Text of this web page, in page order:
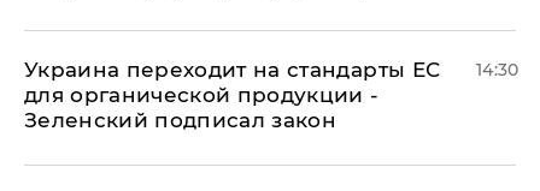
Украина переходит на стандарты ЕС
для органической продукции -
Зеленский подписал закон
14:30